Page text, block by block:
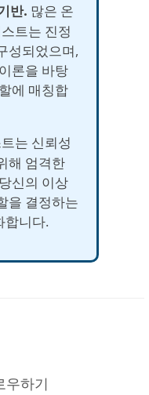
반. 많은 온
트는 진정
성되었으며,
론을 바탕
에 매칭합
는 신뢰성
해 엄격한
신의 이상
을 결정하는
합니다.
우하기